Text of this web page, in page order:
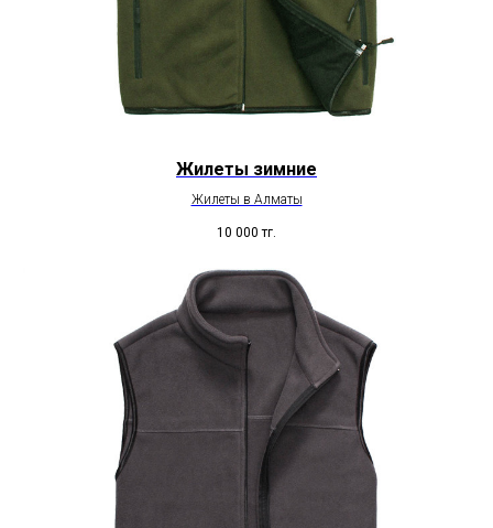
Жилеты зимние
Жилеты в Алматы
10 000 тг.